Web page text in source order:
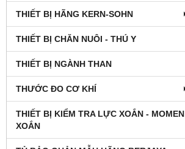
THIẾT BỊ HÃNG KERN-SOHN
THIẾT BỊ CHĂN NUÔI - THÚ Y
THIẾT BỊ NGÀNH THAN
THƯỚC ĐO CƠ KHÍ
THIẾT BỊ KIỂM TRA LỰC XOẮN - MOMEN
XOẮN